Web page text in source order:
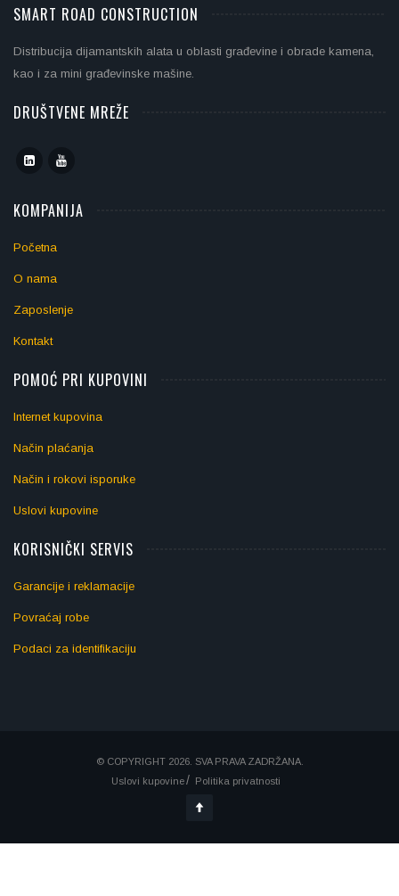
SMART ROAD CONSTRUCTION
Distribucija dijamantskih alata u oblasti građevine i obrade kamena,
kao i za mini građevinske mašine.
DRUŠTVENE MREŽE
KOMPANIJA
Početna
O nama
Zaposlenje
Kontakt
POMOĆ PRI KUPOVINI
Internet kupovina
Način plaćanja
Način i rokovi isporuke
Uslovi kupovine
KORISNIČKI SERVIS
Garancije i reklamacije
Povraćaj robe
Podaci za identifikaciju
© COPYRIGHT 2026. SVA PRAVA ZADRŽANA.
Uslovi kupovine
Politika privatnosti